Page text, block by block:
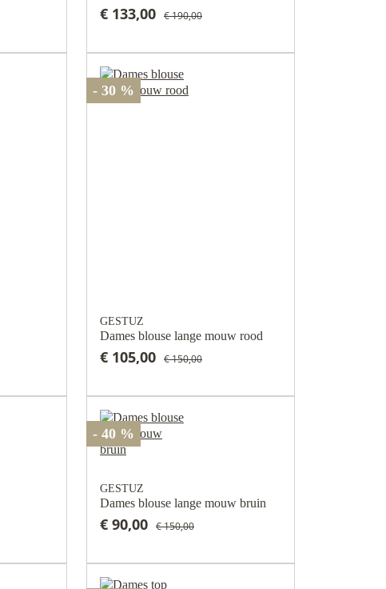
€ 133,00 € 190,00
- 30 %
GESTUZ
Dames blouse lange mouw rood
€ 105,00 € 150,00
- 40 %
GESTUZ
Dames blouse lange mouw bruin
€ 90,00 € 150,00